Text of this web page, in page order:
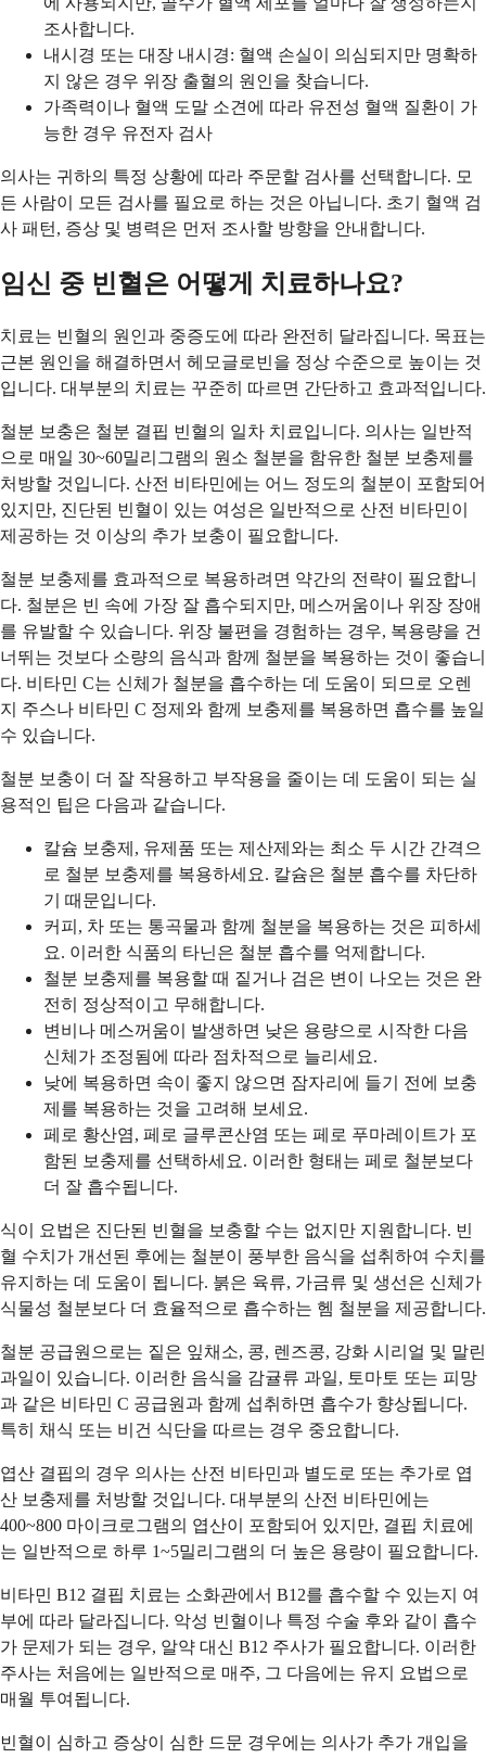
조사합니다.
내시경 또는 대장 내시경: 혈액 손실이 의심되지만 명확하
지 않은 경우 위장 출혈의 원인을 찾습니다.
가족력이나 혈액 도말 소견에 따라 유전성 혈액 질환이 가
능한 경우 유전자 검사
의사는 귀하의 특정 상황에 따라 주문할 검사를 선택합니다. 모
든 사람이 모든 검사를 필요로 하는 것은 아닙니다. 초기 혈액 검
사 패턴, 증상 및 병력은 먼저 조사할 방향을 안내합니다.
임신 중 빈혈은 어떻게 치료하나요?
치료는 빈혈의 원인과 중증도에 따라 완전히 달라집니다. 목표는
근본 원인을 해결하면서 헤모글로빈을 정상 수준으로 높이는 것
입니다. 대부분의 치료는 꾸준히 따르면 간단하고 효과적입니다.
철분 보충은 철분 결핍 빈혈의 일차 치료입니다. 의사는 일반적
으로 매일 30~60밀리그램의 원소 철분을 함유한 철분 보충제를
처방할 것입니다. 산전 비타민에는 어느 정도의 철분이 포함되어
있지만, 진단된 빈혈이 있는 여성은 일반적으로 산전 비타민이
제공하는 것 이상의 추가 보충이 필요합니다.
철분 보충제를 효과적으로 복용하려면 약간의 전략이 필요합니
다. 철분은 빈 속에 가장 잘 흡수되지만, 메스꺼움이나 위장 장애
를 유발할 수 있습니다. 위장 불편을 경험하는 경우, 복용량을 건
너뛰는 것보다 소량의 음식과 함께 철분을 복용하는 것이 좋습니
다. 비타민 C는 신체가 철분을 흡수하는 데 도움이 되므로 오렌
지 주스나 비타민 C 정제와 함께 보충제를 복용하면 흡수를 높일
수 있습니다.
철분 보충이 더 잘 작용하고 부작용을 줄이는 데 도움이 되는 실
용적인 팁은 다음과 같습니다.
칼슘 보충제, 유제품 또는 제산제와는 최소 두 시간 간격으
로 철분 보충제를 복용하세요. 칼슘은 철분 흡수를 차단하
기 때문입니다.
커피, 차 또는 통곡물과 함께 철분을 복용하는 것은 피하세
요. 이러한 식품의 타닌은 철분 흡수를 억제합니다.
철분 보충제를 복용할 때 짙거나 검은 변이 나오는 것은 완
전히 정상적이고 무해합니다.
변비나 메스꺼움이 발생하면 낮은 용량으로 시작한 다음
신체가 조정됨에 따라 점차적으로 늘리세요.
낮에 복용하면 속이 좋지 않으면 잠자리에 들기 전에 보충
제를 복용하는 것을 고려해 보세요.
페로 황산염, 페로 글루콘산염 또는 페로 푸마레이트가 포
함된 보충제를 선택하세요. 이러한 형태는 페로 철분보다
더 잘 흡수됩니다.
식이 요법은 진단된 빈혈을 보충할 수는 없지만 지원합니다. 빈
혈 수치가 개선된 후에는 철분이 풍부한 음식을 섭취하여 수치를
유지하는 데 도움이 됩니다. 붉은 육류, 가금류 및 생선은 신체가
식물성 철분보다 더 효율적으로 흡수하는 헴 철분을 제공합니다.
철분 공급원으로는 짙은 잎채소, 콩, 렌즈콩, 강화 시리얼 및 말린
과일이 있습니다. 이러한 음식을 감귤류 과일, 토마토 또는 피망
과 같은 비타민 C 공급원과 함께 섭취하면 흡수가 향상됩니다.
특히 채식 또는 비건 식단을 따르는 경우 중요합니다.
엽산 결핍의 경우 의사는 산전 비타민과 별도로 또는 추가로 엽
산 보충제를 처방할 것입니다. 대부분의 산전 비타민에는
400~800 마이크로그램의 엽산이 포함되어 있지만, 결핍 치료에
는 일반적으로 하루 1~5밀리그램의 더 높은 용량이 필요합니다.
비타민 B12 결핍 치료는 소화관에서 B12를 흡수할 수 있는지 여
부에 따라 달라집니다. 악성 빈혈이나 특정 수술 후와 같이 흡수
가 문제가 되는 경우, 알약 대신 B12 주사가 필요합니다. 이러한
주사는 처음에는 일반적으로 매주, 그 다음에는 유지 요법으로
매월 투여됩니다.
빈혈이 심하고 증상이 심한 드문 경우에는 의사가 추가 개입을